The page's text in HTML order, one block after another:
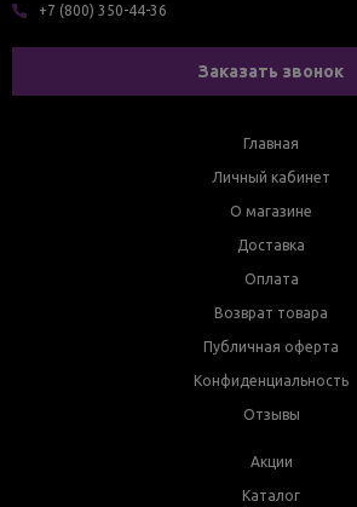
+7 (800) 350-44-36
Заказать звонок
Главная
Личный кабинет
О магазине
Доставка
Оплата
Возврат товара
Публичная оферта
Конфиденциальность
Отзывы
Акции
Каталог